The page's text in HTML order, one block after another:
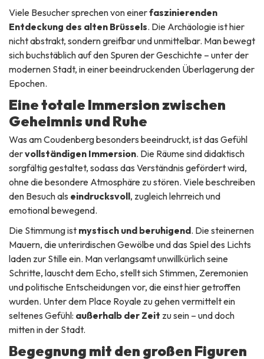
Viele Besucher sprechen von einerfaszinierenden
Entdeckung des alten Brüssels. Die Archäologie ist hier
nicht abstrakt, sondern greifbar und unmittelbar. Man bewegt
sich buchstäblich auf den Spuren der Geschichte – unter der
modernen Stadt, in einer beeindruckenden Überlagerung der
Epochen.
Eine totale Immersion zwischen
Geheimnis und Ruhe
Was am Coudenberg besonders beeindruckt, ist das Gefühl
dervollständigen Immersion. Die Räume sind didaktisch
sorgfältig gestaltet, sodass das Verständnis gefördert wird,
ohne die besondere Atmosphäre zu stören. Viele beschreiben
den Besuch als eindrucksvoll, zugleich lehrreich und
emotional bewegend.
Die Stimmung ist mystisch und beruhigend. Die steinernen
Mauern, die unterirdischen Gewölbe und das Spiel des Lichts
laden zur Stille ein. Man verlangsamt unwillkürlich seine
Schritte, lauscht dem Echo, stellt sich Stimmen, Zeremonien
und politische Entscheidungen vor, die einst hier getroffen
wurden. Unter dem Place Royale zu gehen vermittelt ein
seltenes Gefühl: außerhalb der Zeit zu sein – und doch
mitten in der Stadt.
Begegnung mit den großen Figuren